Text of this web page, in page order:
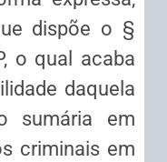
dispõe o §
o qual acaba
daquela
sumária em
criminais em